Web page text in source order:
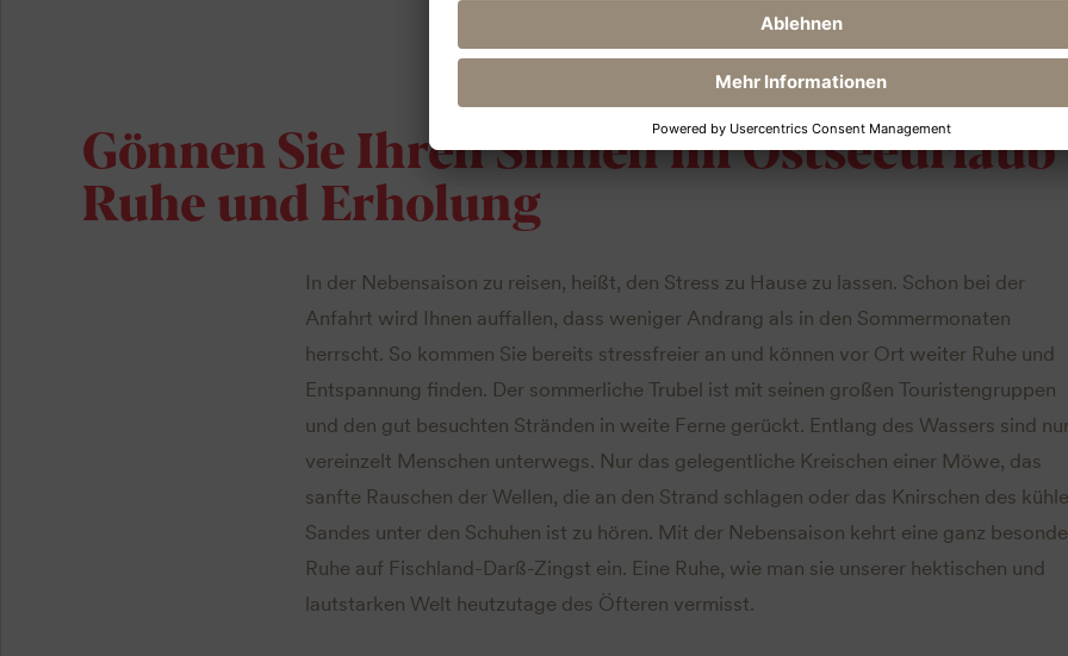
Gönnen Sie Ihren Sinnen im Ostseeurlaub
Ruhe und Erholung
In der Nebensaison zu reisen, heißt, den Stress zu Hause zu lassen. Schon bei der
Anfahrt wird Ihnen auffallen, dass weniger Andrang als in den Sommermonaten
herrscht. So kommen Sie bereits stressfreier an und können vor Ort weiter Ruhe und
Entspannung finden. Der sommerliche Trubel ist mit seinen großen Touristengruppen
und den gut besuchten Stränden in weite Ferne gerückt. Entlang des Wassers sind
vereinzelt Menschen unterwegs. Nur das gelegentliche Kreischen einer Möwe, das
sanfte Rauschen der Wellen, die an den Strand schlagen oder das Knirschen des
Sandes unter den Schuhen ist zu hören. Mit der Nebensaison kehrt eine ganz
Ruhe auf Fischland-Darß-Zingst ein. Eine Ruhe, wie man sie unserer hektischen und
lautstarken Welt heutzutage des Öfteren vermisst.